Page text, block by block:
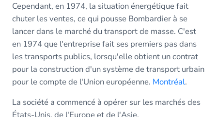
Cependant, en 1974, la situation énergétique fait
chuter les ventes, ce qui pousse Bombardier à se
lancer dans le marché du transport de masse. C'est
en 1974 que l'entreprise fait ses premiers pas dans
les transports publics, lorsqu'elle obtient un contrat
pour la construction d'un système de transport urbain
pour le compte de l'Union européenne. Montréal.
La société a commencé à opérer sur les marchés des